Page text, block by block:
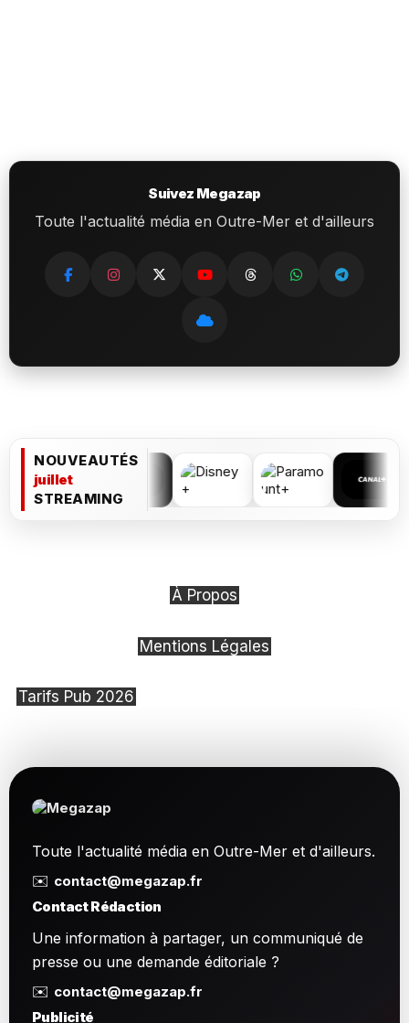
Suivez Megazap
Toute l'actualité média en Outre-Mer et d'ailleurs
NOUVEAUTÉS
juillet
STREAMING
À Propos
Mentions Légales
Tarifs Pub 2026
Toute l'actualité média en Outre-Mer et d'ailleurs.
✉️ contact@megazap.fr
Contact Rédaction
Une information à partager, un communiqué de
presse ou une demande éditoriale ?
✉️ contact@megazap.fr
Publicité